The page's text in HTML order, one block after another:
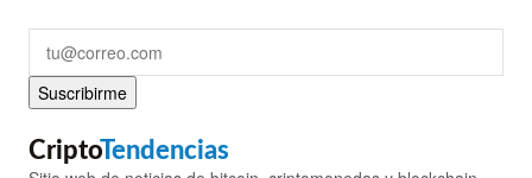
Suscribirme
CriptoTendencias